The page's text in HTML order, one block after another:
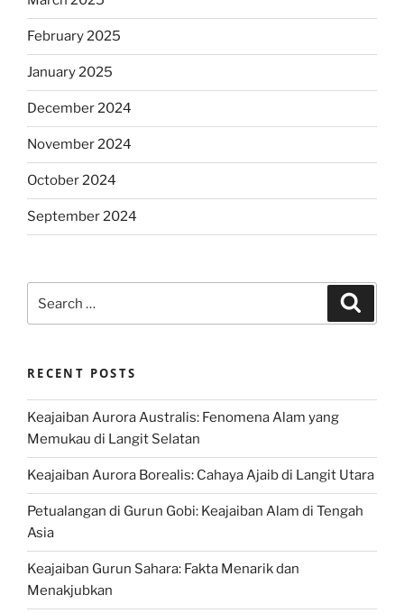
February 2025
January 2025
December 2024
November 2024
October 2024
September 2024
for:
RECENT POSTS
Keajaiban Aurora Australis: Fenomena Alam yang
Memukau di Langit Selatan
Keajaiban Aurora Borealis: Cahaya Ajaib di Langit Utara
Petualangan di Gurun Gobi: Keajaiban Alam di Tengah
Asia
Keajaiban Gurun Sahara: Fakta Menarik dan
Menakjubkan